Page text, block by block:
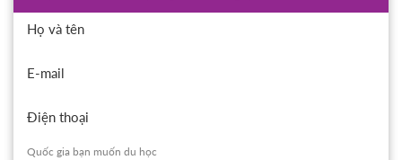
Họ và tên
E-mail
Điện thoại
Quốc gia bạn muốn du học